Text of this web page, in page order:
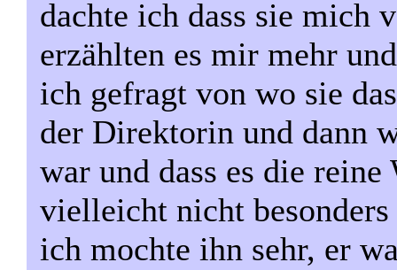
dachte ich dass sie mich
erzählten es mir mehr
ich gefragt von wo sie
der Direktorin und dann
war und dass es die
vielleicht nicht
ich mochte ihn sehr, er